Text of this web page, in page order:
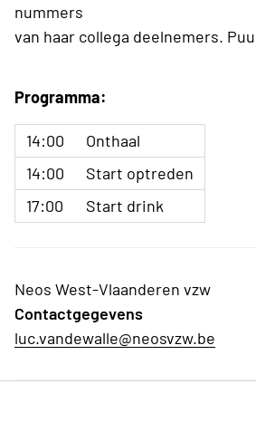
nummers
van haar collega deelnemers.
Programma:
14:00
Onthaal
14:00
Start optreden
17:00
Start drink
Neos West-Vlaanderen vzw
Contactgegevens
luc.vandewalle@neosvzw.be